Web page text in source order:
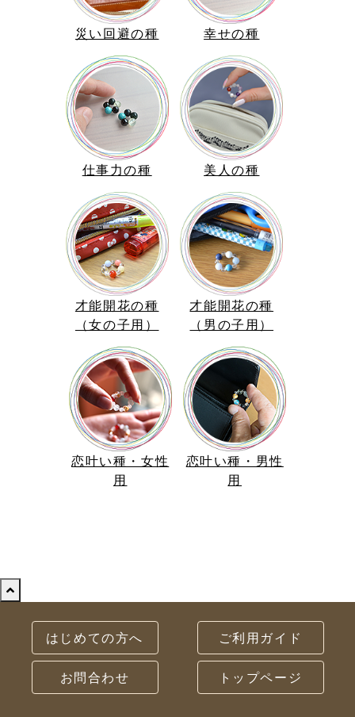
災い回避の種 幸せの種
仕事力の種 美人の種
才能開花の種
（女の子用）
才能開花の種
（男の子用）
恋叶い種・女性
用
恋叶い種・男性
用
はじめての方へ ご利用ガイド
お問合わせ トップページ